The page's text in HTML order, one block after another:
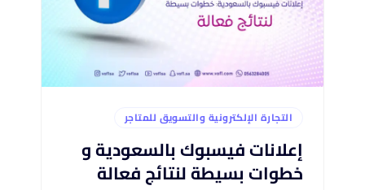
التجارة الإلكترونية والتسويق للمتاجر
إعلانات فيسبوك بالسعودية و
خطوات بسيطة لنتائج فعالة